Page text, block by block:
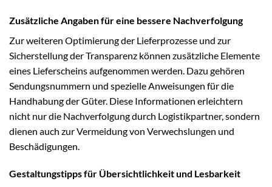
Zusätzliche Angaben für eine bessere Nachverfolgung
Zur weiteren Optimierung der Lieferprozesse und zur
Sicherstellung der Transparenz können zusätzliche Elemente
eines Lieferscheins aufgenommen werden. Dazu gehören
Sendungsnummern und spezielle Anweisungen für die
Handhabung der Güter. Diese Informationen erleichtern
nicht nur die Nachverfolgung durch Logistikpartner, sondern
dienen auch zur Vermeidung von Verwechslungen und
Beschädigungen.
Gestaltungstipps für Übersichtlichkeit und Lesbarkeit